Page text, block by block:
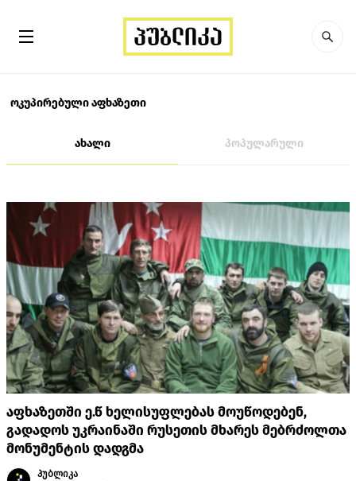
ოკუპირებული აფხაზეთი
ახალი პოპულარული
აფხაზეთში ე.წ ხელისუფლებას მოუწოდებენ,
გადადოს უკრაინაში რუსეთის მხარეს მებრძოლთა
მონუმენტის დადგმა
პუბლიკა